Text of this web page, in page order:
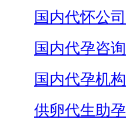
国内代怀公司
国内代孕咨询
国内代孕机构
供卵代生助孕